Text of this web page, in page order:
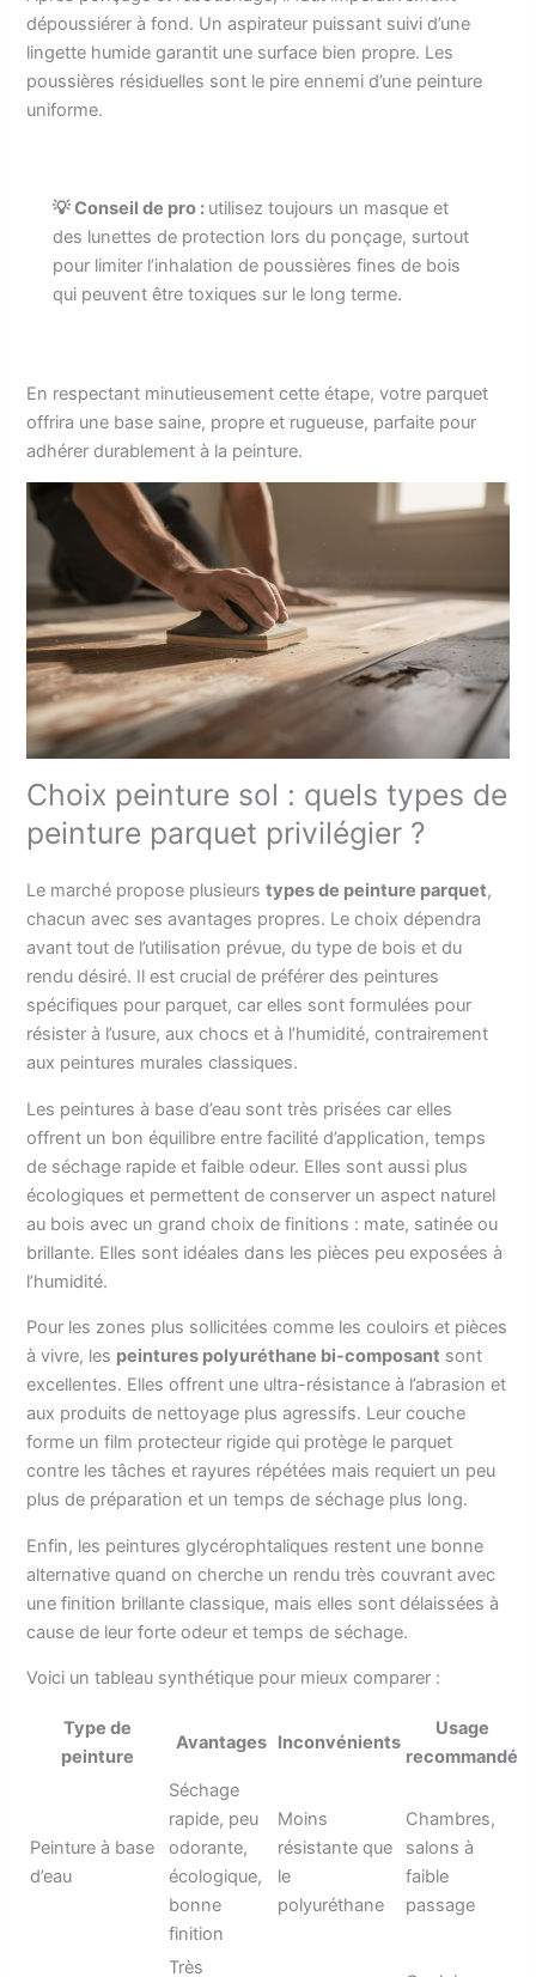
dépoussiérer à fond. Un aspirateur puissant suivi d’une
lingette humide garantit une surface bien propre. Les
poussières résiduelles sont le pire ennemi d’une peinture
uniforme.
💡 Conseil de pro : utilisez toujours un masque et
des lunettes de protection lors du ponçage, surtout
pour limiter l’inhalation de poussières fines de bois
qui peuvent être toxiques sur le long terme.
En respectant minutieusement cette étape, votre parquet
offrira une base saine, propre et rugueuse, parfaite pour
adhérer durablement à la peinture.
Choix peinture sol : quels types de
peinture parquet privilégier ?
Le marché propose plusieurstypes de peinture parquet,
chacun avec ses avantages propres. Le choix dépendra
avant tout de l’utilisation prévue, du type de bois et du
rendu désiré. Il est crucial de préférer des peintures
spécifiques pour parquet, car elles sont formulées pour
résister à l’usure, aux chocs et à l’humidité, contrairement
aux peintures murales classiques.
Les peintures à base d’eau sont très prisées car elles
offrent un bon équilibre entre facilité d’application, temps
de séchage rapide et faible odeur. Elles sont aussi plus
écologiques et permettent de conserver un aspect naturel
au bois avec un grand choix de finitions : mate, satinée ou
brillante. Elles sont idéales dans les pièces peu exposées à
l’humidité.
Pour les zones plus sollicitées comme les couloirs et pièces
à vivre, les peintures polyuréthane bi-composant sont
excellentes. Elles offrent une ultra-résistance à l’abrasion et
aux produits de nettoyage plus agressifs. Leur couche
forme un film protecteur rigide qui protège le parquet
contre les tâches et rayures répétées mais requiert un peu
plus de préparation et un temps de séchage plus long.
Enfin, les peintures glycérophtaliques restent une bonne
alternative quand on cherche un rendu très couvrant avec
une finition brillante classique, mais elles sont délaissées à
cause de leur forte odeur et temps de séchage.
Voici un tableau synthétique pour mieux comparer :
Type de
peinture
Avantages Inconvénients
Usage
recommandé
Peinture à base
d’eau
Séchage
rapide, peu
odorante,
écologique,
bonne
finition
Moins
résistante que
le
polyuréthane
Chambres,
salons à
faible
passage
Très